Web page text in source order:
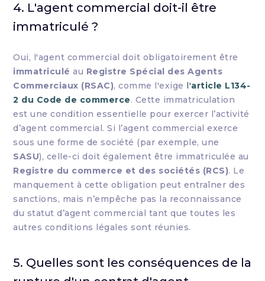
4. L'agent commercial doit-il être
immatriculé ?
Oui, l'agent commercial doit obligatoirement être
immatriculé au Registre Spécial des Agents
Commerciaux (RSAC), comme l'exige l'article L134-
2 du Code de commerce. Cette immatriculation
est une condition essentielle pour exercer l’activité
d’agent commercial. Si l’agent commercial exerce
sous une forme de société (par exemple, une
SASU), celle-ci doit également être immatriculée au
Registre du commerce et des sociétés (RCS). Le
manquement à cette obligation peut entraîner des
sanctions, mais n’empêche pas la reconnaissance
du statut d’agent commercial tant que toutes les
autres conditions légales sont réunies.
5. Quelles sont les conséquences de la